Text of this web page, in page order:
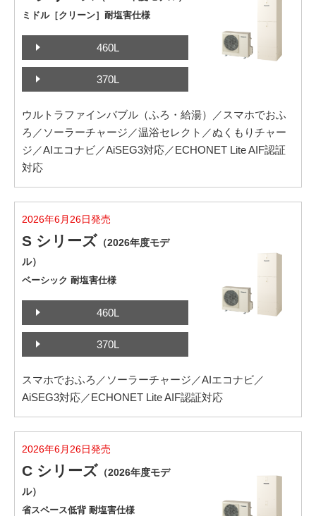
ミドル［クリーン］耐塩害仕様
460L
370L
ウルトラファインバブル（ふろ・給湯）／スマホでおふ
ろ／ソーラーチャージ／温浴セレクト／ぬくもりチャー
ジ／AIエコナビ／AiSEG3対応／ECHONET Lite AIF認証
対応
2026年6月26日発売
S シリーズ （2026年度モデ
ル）
ベーシック 耐塩害仕様
460L
370L
スマホでおふろ／ソーラーチャージ／AIエコナビ／
AiSEG3対応／ECHONET Lite AIF認証対応
2026年6月26日発売
C シリーズ （2026年度モデ
ル）
省スペース低背 耐塩害仕様